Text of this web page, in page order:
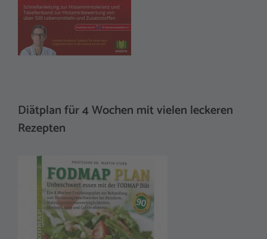
Diätplan für 4 Wochen mit vielen leckeren
Rezepten